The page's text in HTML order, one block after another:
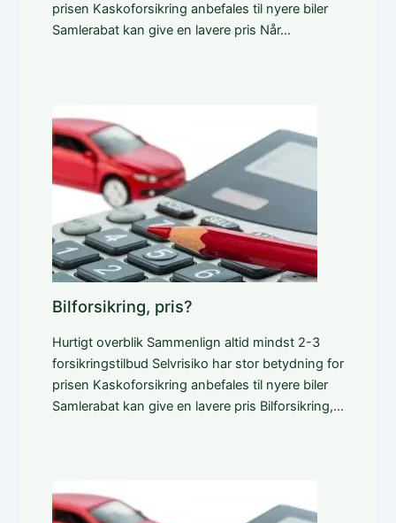
prisen Kaskoforsikring anbefales til nyere biler
Samlerabat kan give en lavere pris Når…
Bilforsikring, pris?
Hurtigt overblik Sammenlign altid mindst 2-3
forsikringstilbud Selvrisiko har stor betydning for
prisen Kaskoforsikring anbefales til nyere biler
Samlerabat kan give en lavere pris Bilforsikring,…